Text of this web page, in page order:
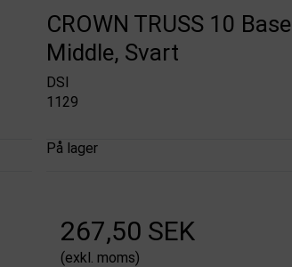
CROWN TRUSS 10 Base
Middle, Svart
DSI
1129
På lager
267,50 SEK
(exkl. moms)